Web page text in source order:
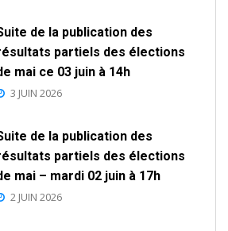
de la publication des
partiels des élections
mai ce 03 juin à 14h
3 JUIN 2026
de la publication des
partiels des élections
mai – mardi 02 juin à 17h
2 JUIN 2026